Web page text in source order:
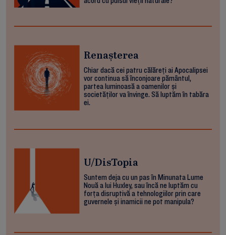
Renașterea
Chiar dacă cei patru călăreți ai Apocalipsei
vor continua să înconjoare pământul,
partea luminoasă a oamenilor și
societăților va învinge. Să luptăm în tabăra
ei.
U/DisTopia
Suntem deja cu un pas în Minunata Lume
Nouă a lui Huxley, sau încă ne luptăm cu
forța disruptivă a tehnologiilor prin care
guvernele și inamicii ne pot manipula?